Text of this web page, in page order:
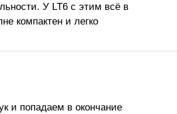
У LT6 с этим всё в
компактен и легко
и попадаем в окончание